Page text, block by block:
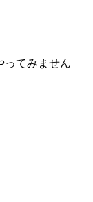
ってみません